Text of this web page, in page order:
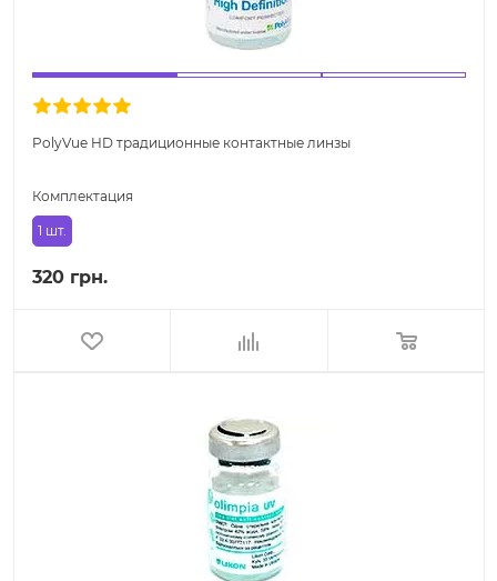
PolyVue HD традиционные контактные линзы
Комплектация
1 шт.
320 грн.